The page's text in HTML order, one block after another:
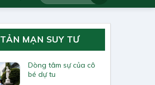
TẢN MẠN SUY TƯ
Dòng tâm sự của cô
bé dự tu